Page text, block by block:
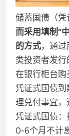
储蓄国债（凭
而采用填制“
的方式，通
类投资者发
在银行柜台购
凭证式国债
理兑付事宜，
凭证式国债
0-6个月不计